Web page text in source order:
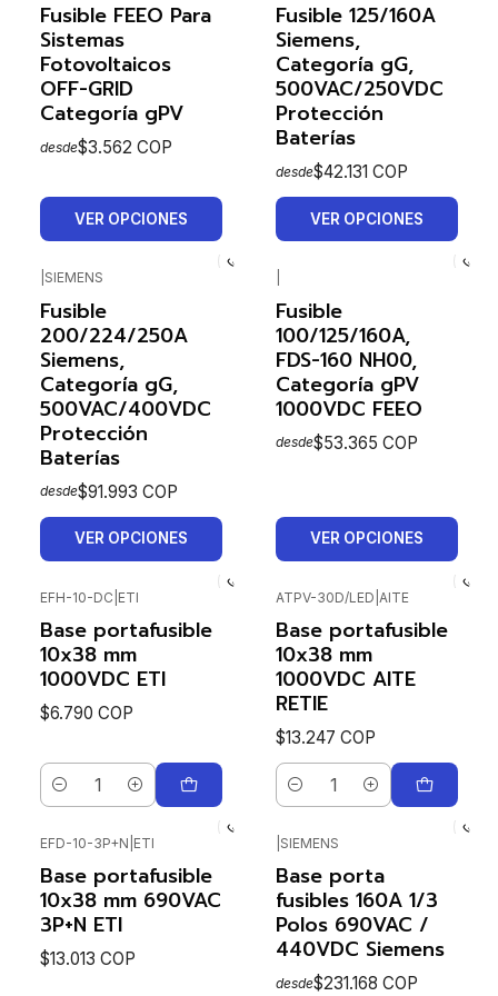
Fusible FEEO Para
Sistemas
Fotovoltaicos
OFF-GRID
Categoría gPV
desde$3.562 COP
VER OPCIONES
Fusible 125/160A
Siemens,
Categoría gG,
500VAC/250VDC
Protección
Baterías
desde$42.131 COP
VER OPCIONES
SIEMENS
Fusible
200/224/250A
Siemens,
Categoría gG,
500VAC/400VDC
Protección
Baterías
desde$91.993 COP
VER OPCIONES
Fusible
100/125/160A,
FDS-160 NH00,
Categoría gPV
1000VDC FEEO
desde$53.365 COP
VER OPCIONES
EFH-10-DC ETI
Base portafusible
10x38 mm
1000VDC ETI
$6.790 COP
Cantidad
ATPV-30D/LED AITE
Base portafusible
10x38 mm
1000VDC AITE
RETIE
$13.247 COP
Cantidad
EFD-10-3P+N ETI
Base portafusible
10x38 mm 690VAC
3P+N ETI
$13.013 COP
SIEMENS
Base porta
fusibles 160A 1/3
Polos 690VAC /
440VDC Siemens
desde$231.168 COP